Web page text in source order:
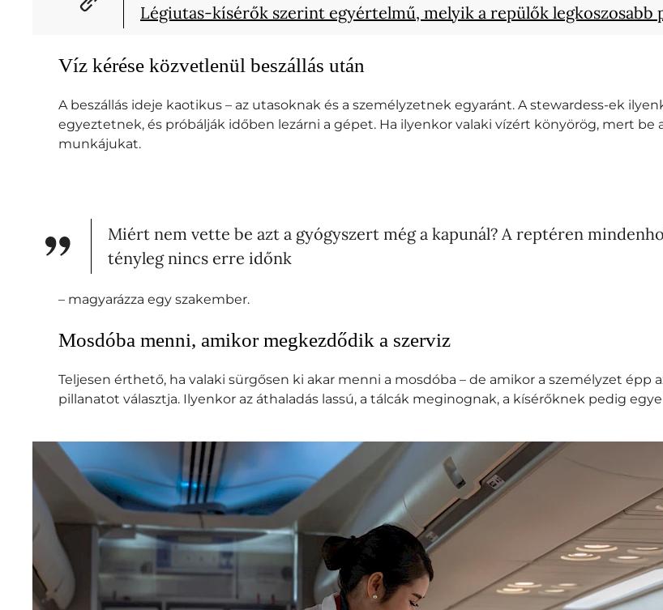
Légiutas-kísérők szerint egyértelmű, melyik a repülők legkoszosabb
Víz kérése közvetlenül beszállás után
A beszállás ideje kaotikus – az utasoknak és a személyzetnek egyaránt. A stewardess-ek
egyeztetnek, és próbálják időben lezárni a gépet. Ha ilyenkor valaki vízért könyörög, mert
munkájukat.
Miért nem vette be azt a gyógyszert még a kapunál? A reptéren
tényleg nincs erre időnk
– magyarázza egy szakember.
Mosdóba menni, amikor megkezdődik a szerviz
Teljesen érthető, ha valaki sürgősen ki akar menni a mosdóba – de amikor a személyzet épp
pillanatot választja. Ilyenkor az áthaladás lassú, a tálcák meginognak, a kísérőknek pedig